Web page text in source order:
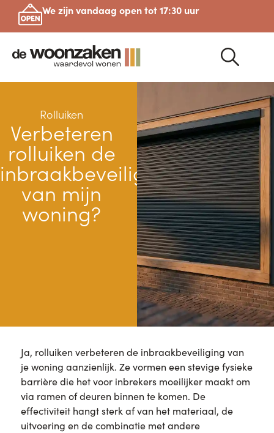
We zijn vandaag open tot 17:30 uur
Rolluiken
Verbeteren
rolluiken de
inbraakbeveiliging
van mijn
woning?
Ja, rolluiken verbeteren de inbraakbeveiliging van
je woning aanzienlijk. Ze vormen een stevige fysieke
barrière die het voor inbrekers moeilijker maakt om
via ramen of deuren binnen te komen. De
effectiviteit hangt sterk af van het materiaal, de
uitvoering en de combinatie met andere